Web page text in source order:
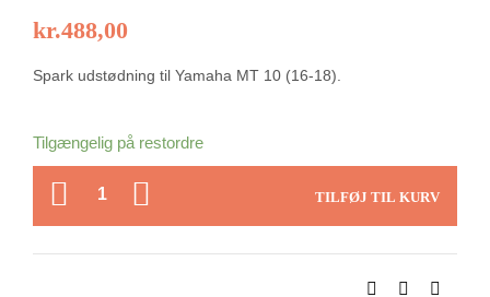
kr.488,00
Spark udstødning til Yamaha MT 10 (16-18).
Tilgængelig på restordre
ANTAL
TILFØJ TIL KURV